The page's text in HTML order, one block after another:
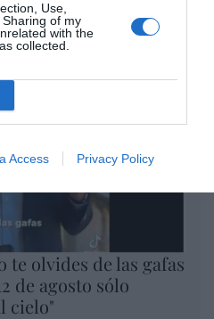
Use,
of my
with the
collected.
Access Privacy Policy
te olvides de las gafas
de agosto sólo
cielo"